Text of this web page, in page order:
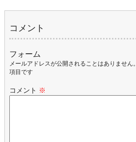
コメント
フォーム
メールアドレスが公開されることはありません。
項目です
コメント ※